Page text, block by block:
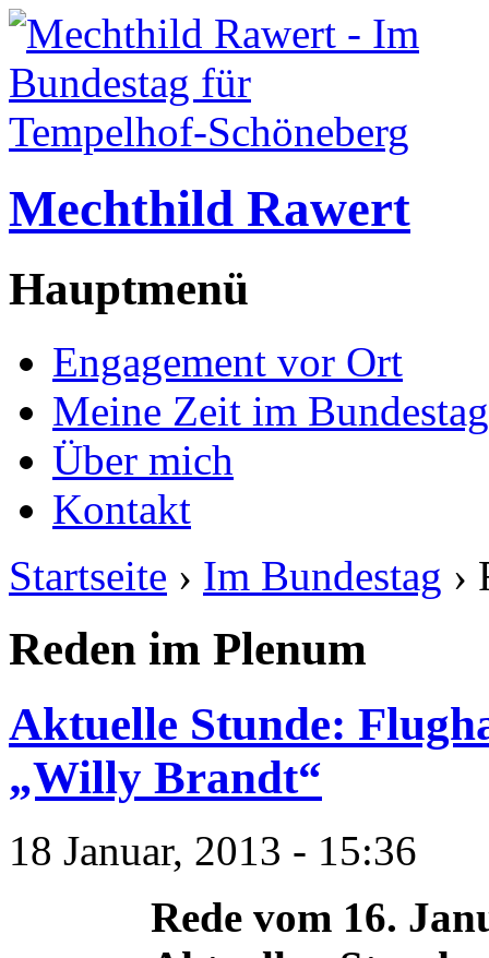
Mechthild Rawert
Hauptmenü
Engagement vor Ort
Meine Zeit im Bundestag
Über mich
Kontakt
Startseite › Im Bundestag ›
Reden im Plenum
Aktuelle Stunde:
„Willy Brandt“
18 Januar, 2013 - 15:36
Rede vom 16.